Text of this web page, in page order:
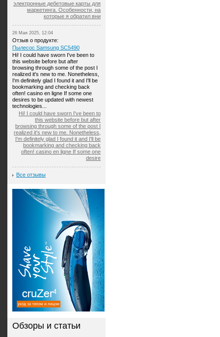
электронные дебетовые карты для
маркетинга. Особенности, на
которые я обратил вни
26 Мая 2025, 12:04
Отзыв о продукте:
Пылесос Samsung SC5490
Hi! I could have sworn I've been to
this website before but after
browsing through some of the post I
realized it's new to me. Nonetheless,
I'm definitely glad I found it and I'll be
bookmarking and checking back
often! casino en ligne If some one
desires to be updated with newest
technologies...
Hi! I could have sworn I've been to
this website before but after
browsing through some of the post I
realized it's new to me. Nonetheless,
I'm definitely glad I found it and I'll be
bookmarking and checking back
often! casino en ligne If some one
desire
Все отзывы
Обзоры и статьи